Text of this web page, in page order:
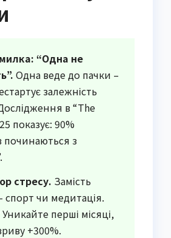
“Одна не
Одна веде до пачки –
залежність
в “The
показує: 90%
починаються з
стресу. Замість
спорт чи медитація.
перші місяці,
+300%.